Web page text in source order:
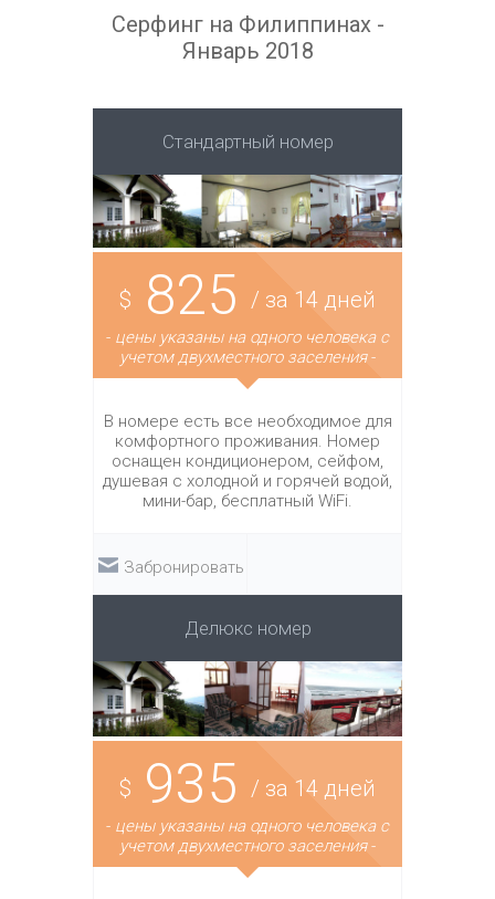
Серфинг на Филиппинах -
Январь 2018
Стандартный номер
$ 825 / за 14 дней
- цены указаны на одного человека с
учетом двухместного заселения-
В номере есть все необходимое для
комфортного проживания. Номер
оснащен кондиционером, сейфом,
душевая с холодной и горячей водой,
мини-бар, бесплатный WiFi.
Забронировать
Делюкс номер
$ 935 / за 14 дней
- цены указаны на одного человека с
учетом двухместного заселения-